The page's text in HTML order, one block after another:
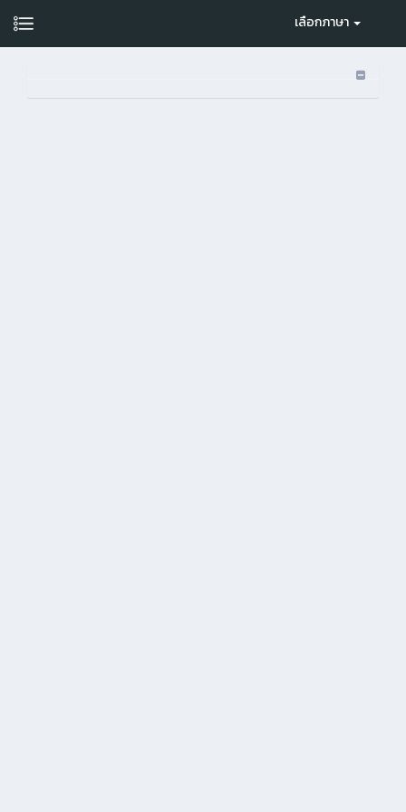
เลือกภาษา